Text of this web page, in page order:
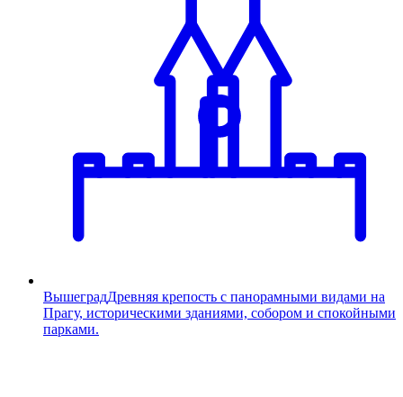
ВышеградДревняя крепость с панорамными видами на
Прагу, историческими зданиями, собором и спокойными
парками.